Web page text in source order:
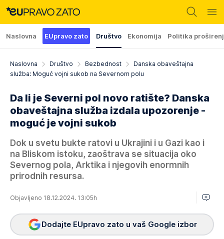
Naslovna EUpravo zato Društvo Ekonomija Politika
Naslovna Društvo Bezbednost
Danska obaveštajna
služba: Moguć vojni sukob na Severnom polu
Da li je Severni pol novo ratište? Danska
obaveštajna služba izdala upozorenje -
moguć je vojni sukob
Dok u svetu bukte ratovi u Ukrajini i u Gazi kao i
na Bliskom istoku, zaoštrava se situacija oko
Severnog pola, Arktika i njegovih enormnih
prirodnih resursa.
Objavljeno 18.12.2024. 13:05h
Dodajte EUpravo zato u vaš Google izbor